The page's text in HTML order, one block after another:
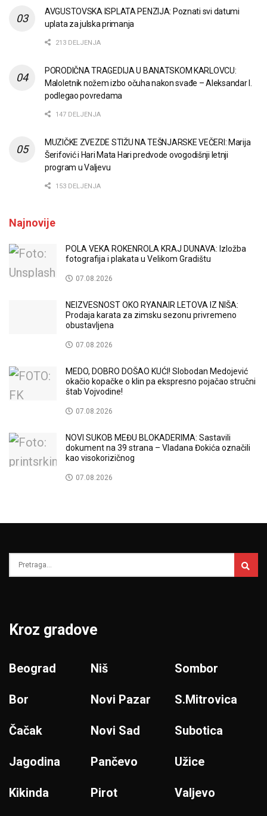
AVGUSTOVSKA ISPLATA PENZIJA: Poznati svi datumi
uplata za julska primanja
213 DELJENJA
PORODIČNA TRAGEDIJA U BANATSKOM KARLOVCU:
Maloletnik nožem izbo očuha nakon svađe – Aleksandar I.
podlegao povredama
147 DELJENJA
MUZIČKE ZVEZDE STIŽU NA TEŠNJARSKE VEČERI: Marija
Šerifović i Hari Mata Hari predvode ovogodišnji letnji
program u Valjevu
153 DELJENJA
Najnovije
POLA VEKA ROKENROLA KRAJ DUNAVA: Izložba
fotografija i plakata u Velikom Gradištu
07.08.2026
NEIZVESNOST OKO RYANAIR LETOVA IZ NIŠA:
Prodaja karata za zimsku sezonu privremeno
obustavljena
07.08.2026
MEDO, DOBRO DOŠAO KUĆI! Slobodan Medojević
okačio kopačke o klin pa ekspresno pojačao stručni
štab Vojvodine!
07.08.2026
NOVI SUKOB MEĐU BLOKADERIMA: Sastavili
dokument na 39 strana – Vladana Đokića označili
kao visokorizičnog
07.08.2026
Kroz gradove
Beograd
Bor
Čačak
Jagodina
Kikinda
Niš
Novi Pazar
Novi Sad
Pančevo
Pirot
Sombor
S.Mitrovica
Subotica
Užice
Valjevo